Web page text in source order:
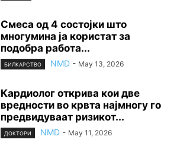
Смеса од 4 состојки што
многумина ја користат за
подобра работа...
БИЛКАРСТВО NMD - May 13, 2026
Кардиолог открива кои две
вредности во крвта најмногу го
предвидуваат ризикот...
ДОКТОРИ NMD - May 11, 2026